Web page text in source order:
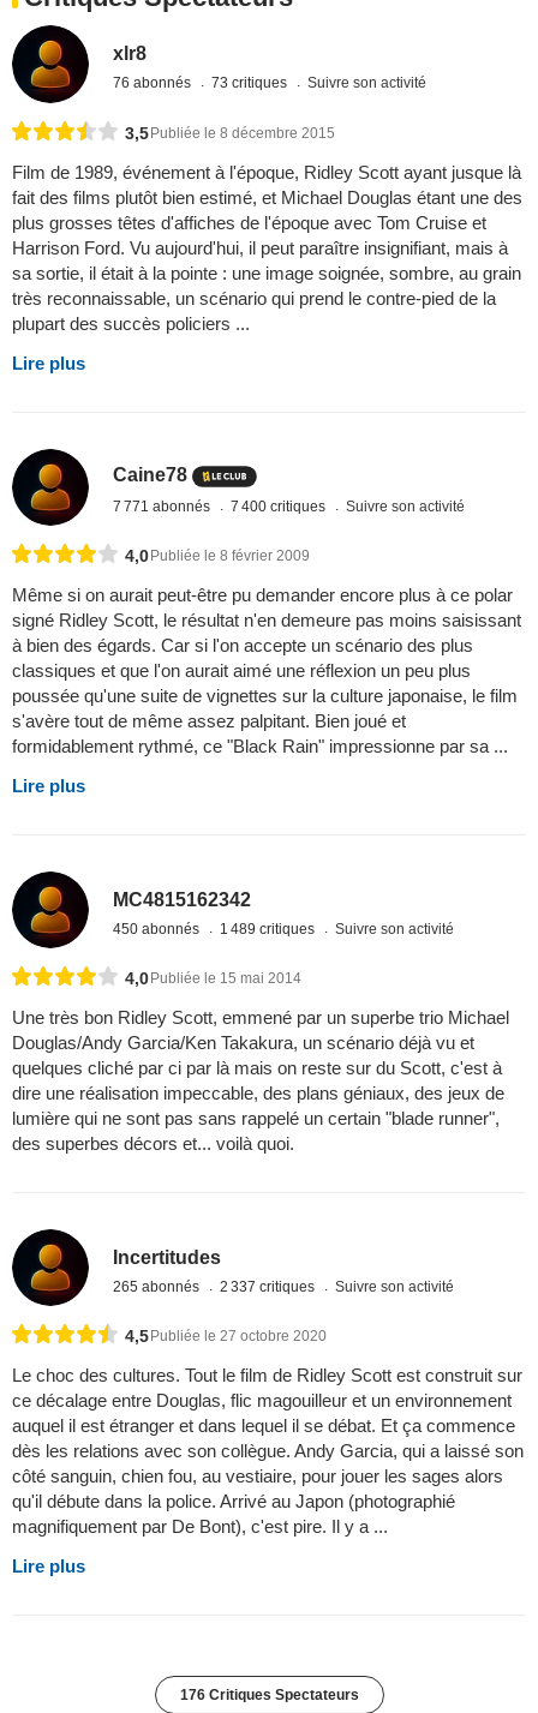
xlr8
76 abonnés 73 critiques Suivre son activité
3,5Publiée le 8 décembre 2015
Film de 1989, événement à l'époque, Ridley Scott ayant jusque là
fait des films plutôt bien estimé, et Michael Douglas étant une des
plus grosses têtes d'affiches de l'époque avec Tom Cruise et
Harrison Ford. Vu aujourd'hui, il peut paraître insignifiant, mais à
sa sortie, il était à la pointe : une image soignée, sombre, au grain
très reconnaissable, un scénario qui prend le contre-pied de la
plupart des succès policiers ...
Lire plus
Caine78
7 771 abonnés 7 400 critiques Suivre son activité
4,0 Publiée le 8 février 2009
Même si on aurait peut-être pu demander encore plus à ce polar
signé Ridley Scott, le résultat n'en demeure pas moins saisissant
à bien des égards. Car si l'on accepte un scénario des plus
classiques et que l'on aurait aimé une réflexion un peu plus
poussée qu'une suite de vignettes sur la culture japonaise, le film
s'avère tout de même assez palpitant. Bien joué et
formidablement rythmé, ce "Black Rain" impressionne par sa ...
Lire plus
MC4815162342
450 abonnés 1 489 critiques Suivre son activité
4,0 Publiée le 15 mai 2014
Une très bon Ridley Scott, emmené par un superbe trio Michael
Douglas/Andy Garcia/Ken Takakura, un scénario déjà vu et
quelques cliché par ci par là mais on reste sur du Scott, c'est à
dire une réalisation impeccable, des plans géniaux, des jeux de
lumière qui ne sont pas sans rappelé un certain "blade runner",
des superbes décors et... voilà quoi.
Incertitudes
265 abonnés 2 337 critiques Suivre son activité
4,5 Publiée le 27 octobre 2020
Le choc des cultures. Tout le film de Ridley Scott est construit sur
ce décalage entre Douglas, flic magouilleur et un environnement
auquel il est étranger et dans lequel il se débat. Et ça commence
dès les relations avec son collègue. Andy Garcia, qui a laissé son
côté sanguin, chien fou, au vestiaire, pour jouer les sages alors
qu'il débute dans la police. Arrivé au Japon (photographié
magnifiquement par De Bont), c'est pire. Il y a ...
Lire plus
176 Critiques Spectateurs